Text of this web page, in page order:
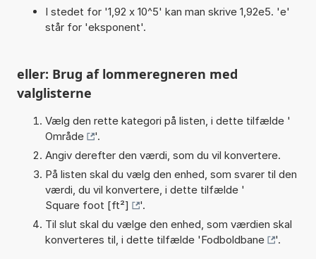
I stedet for '1,92 x 10^5' kan man skrive 1,92e5. 'e'
står for 'eksponent'.
eller: Brug af lommeregneren med
valglisterne
Vælg den rette kategori på listen, i dette tilfælde '
Område
'.
Angiv derefter den værdi, som du vil konvertere.
På listen skal du vælg den enhed, som svarer til den
værdi, du vil konvertere, i dette tilfælde '
Square foot [ft²]
'.
Til slut skal du vælge den enhed, som værdien skal
konverteres til, i dette tilfælde 'Fodboldbane '.